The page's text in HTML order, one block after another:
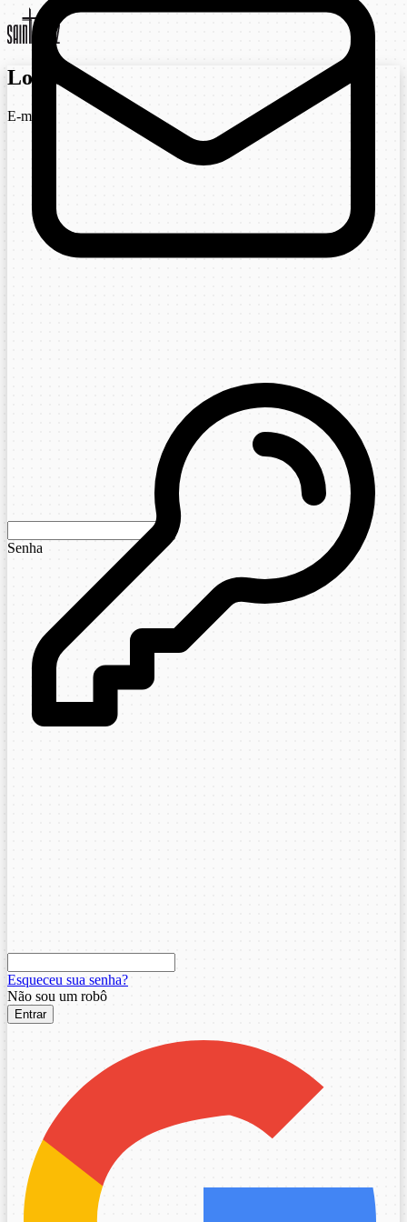
Login
E-mail
Senha
Esqueceu sua senha?
Não sou um robô
Entrar